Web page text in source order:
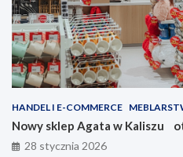
HANDEL I E-COMMERCE
Nowy sklep Agata w Kaliszu
28 stycznia 2026